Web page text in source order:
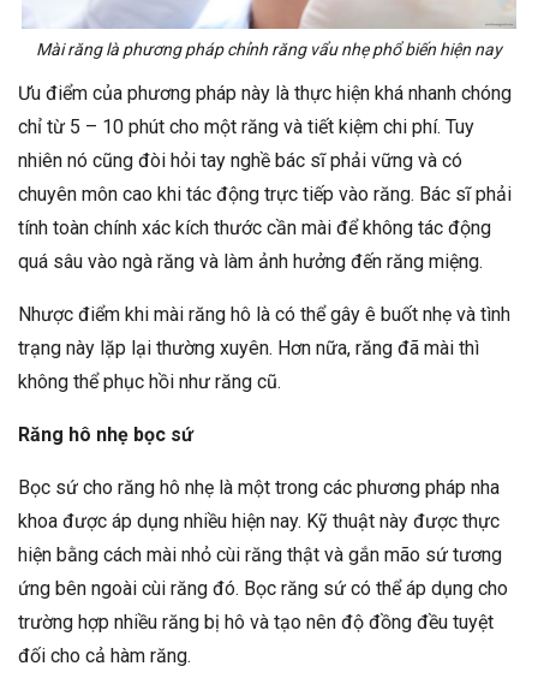
Mài răng là phương pháp chỉnh răng vẩu nhẹ phổ biến hiện nay
Ưu điểm của phương pháp này là thực hiện khá nhanh chóng
chỉ từ 5 – 10 phút cho một răng và tiết kiệm chi phí. Tuy
nhiên nó cũng đòi hỏi tay nghề bác sĩ phải vững và có
chuyên môn cao khi tác động trực tiếp vào răng. Bác sĩ phải
tính toàn chính xác kích thước cần mài để không tác động
quá sâu vào ngà răng và làm ảnh hưởng đến răng miệng.
Nhược điểm khi mài răng hô là có thể gây ê buốt nhẹ và tình
trạng này lặp lại thường xuyên. Hơn nữa, răng đã mài thì
không thể phục hồi như răng cũ.
Răng hô nhẹ bọc sứ
Bọc sứ cho răng hô nhẹ là một trong các phương pháp nha
khoa được áp dụng nhiều hiện nay. Kỹ thuật này được thực
hiện bằng cách mài nhỏ cùi răng thật và gắn mão sứ tương
ứng bên ngoài cùi răng đó. Bọc răng sứ có thể áp dụng cho
trường hợp nhiều răng bị hô và tạo nên độ đồng đều tuyệt
đối cho cả hàm răng.